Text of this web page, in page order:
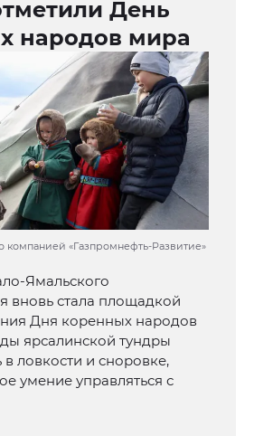
День
народов мира
компанией «Газпромнефть-Развитие»
Ямальского
вновь стала площадкой
Дня коренных народов
ярсалинской тундры
ловкости и сноровке,
умение управляться с